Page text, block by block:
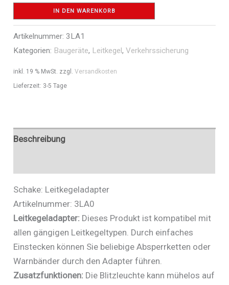
3LA1
Menge
IN DEN WARENKORB
Artikelnummer:3LA1
Kategorien: Baugeräte, Leitkegel,Verkehrssicherung
inkl. 19 % MwSt. zzgl.Versandkosten
Lieferzeit: 3-5 Tage
Beschreibung
Schake: Leitkegeladapter
Artikelnummer: 3LA0
Leitkegeladapter: Dieses Produkt ist kompatibel mit
allen gängigen Leitkegeltypen. Durch einfaches
Einstecken können Sie beliebige Absperrketten oder
Warnbänder durch den Adapter führen.
Zusatzfunktionen: Die Blitzleuchte kann mühelos auf